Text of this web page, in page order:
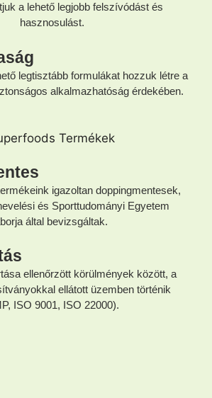
a lehető legjobb felszívódást és
hasznosulást.
legtisztább formulákat hozzuk létre a
alkalmazhatóság érdekében.
igazoltan doppingmentesek,
és Sporttudományi Egyetem
által bevizsgáltak.
ellenőrzött körülmények között, a
ellátott üzemben történik
ISO 9001, ISO 22000).